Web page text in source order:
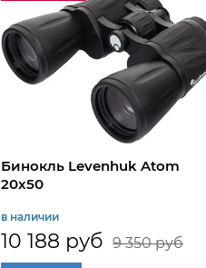
Бинокль Levenhuk Atom
20x50
в наличии
10 188 руб 9 350 руб